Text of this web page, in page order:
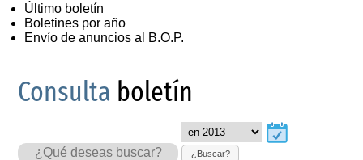
Último boletín
Boletines por año
Envío de anuncios al B.O.P.
Consulta boletín
¿Buscar?